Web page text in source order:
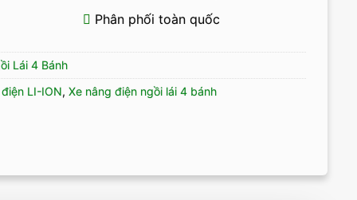
Phân phối toàn quốc
Lái 4 Bánh
LI-ION, Xe nâng điện ngồi lái 4 bánh